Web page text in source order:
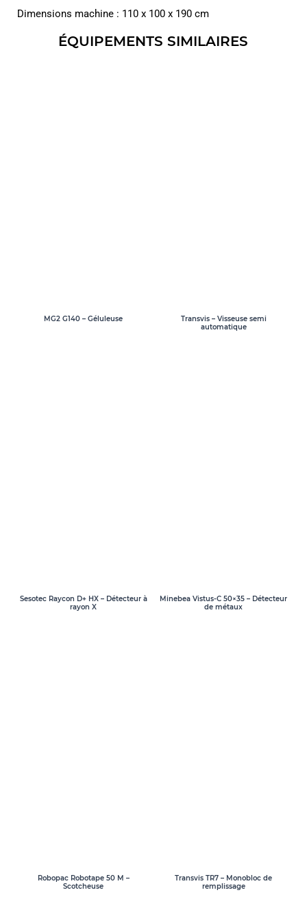
Dimensions machine : 110 x 100 x 190 cm
ÉQUIPEMENTS SIMILAIRES
MG2 G140 – Géluleuse
Transvis – Visseuse semi
automatique
Sesotec Raycon D+ HX – Détecteur à
rayon X
Minebea Vistus-C 50×35 – Détecteur
de métaux
Robopac Robotape 50 M –
Scotcheuse
Transvis TR7 – Monobloc de
remplissage